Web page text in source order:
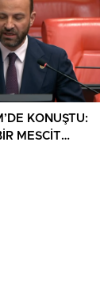
KONUŞTU:
MESCİT